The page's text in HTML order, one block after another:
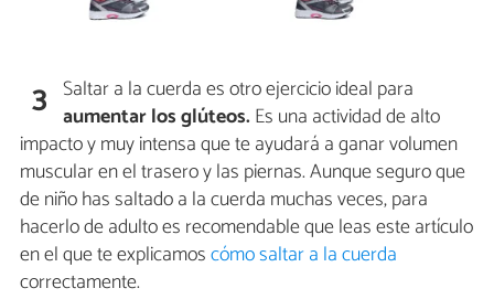
3 Saltar a la cuerda es otro ejercicio ideal para
aumentar los glúteos.Es una actividad de alto
impacto y muy intensa que te ayudará a ganar volumen
muscular en el trasero y las piernas. Aunque seguro que
de niño has saltado a la cuerda muchas veces, para
hacerlo de adulto es recomendable que leas este artículo
en el que te explicamoscómo saltar a la cuerda
correctamente.